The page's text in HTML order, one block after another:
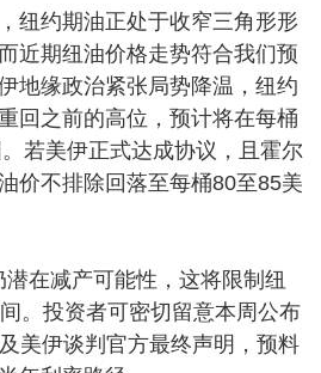
约期油正处于收窄三角形形
近期纽油价格走势符合我们预
地缘政治紧张局势降温，纽约
回之前的高位，预计将在每桶
若美伊正式达成协议，且霍尔
价不排除回落至每桶80至85美
在减产可能性，这将限制纽
。投资者可密切留意本周公布
美伊谈判官方最终声明，预料